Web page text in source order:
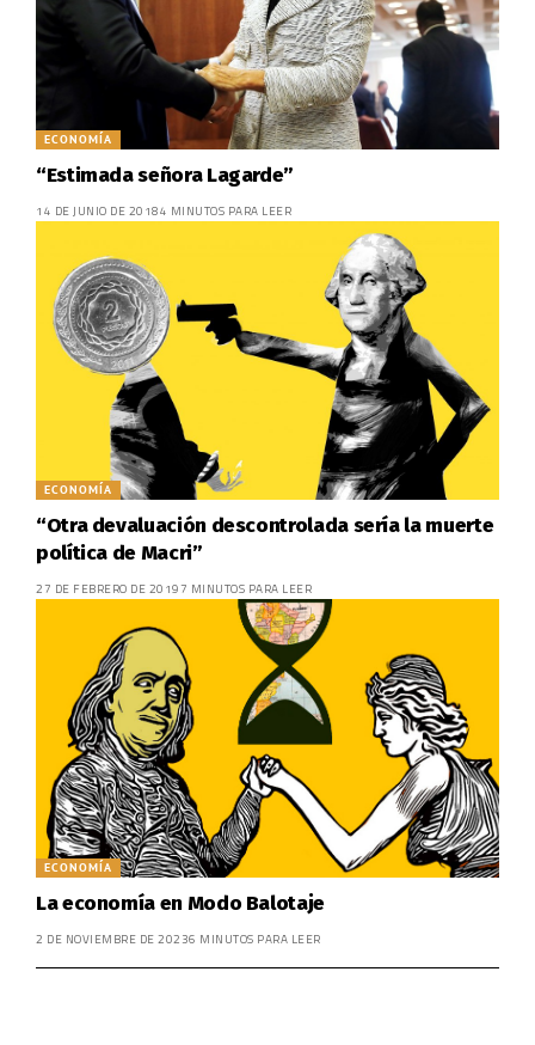
ECONOMÍA
“Estimada señora Lagarde”
14 DE JUNIO DE 20184 MINUTOS PARA LEER
ECONOMÍA
“Otra devaluación descontrolada sería la muerte
política de Macri”
27 DE FEBRERO DE 20197 MINUTOS PARA LEER
ECONOMÍA
La economía en Modo Balotaje
2 DE NOVIEMBRE DE 20236 MINUTOS PARA LEER